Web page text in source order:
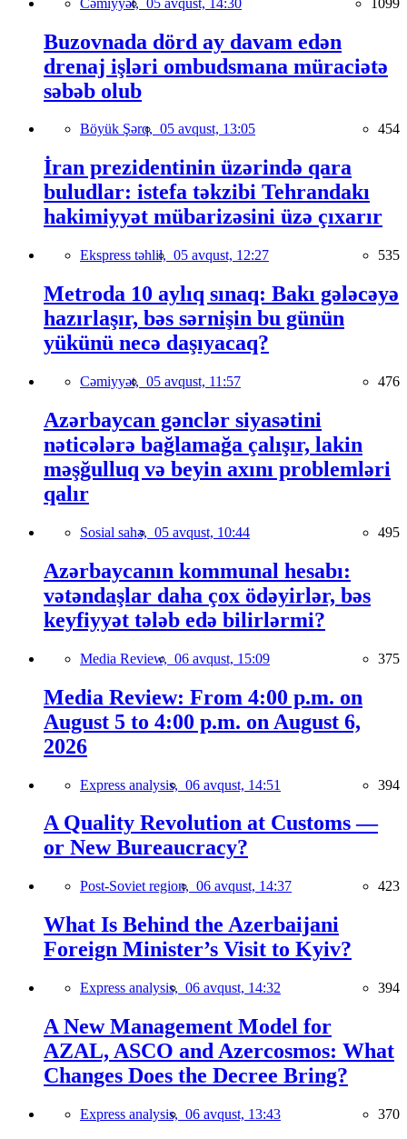
Buzovnada dörd ay davam edən
drenaj işləri ombudsmana müraciətə
səbəb olub
Böyük Şərq, 05 avqust, 13:05 454
İran prezidentinin üzərində qara
buludlar: istefa təkzibi Tehrandakı
hakimiyyət mübarizəsini üzə çıxarır
Ekspress təhlil, 05 avqust, 12:27 535
Metroda 10 aylıq sınaq: Bakı gələcəyə
hazırlaşır, bəs sərnişin bu günün
yükünü necə daşıyacaq?
Cəmiyyət, 05 avqust, 11:57 476
Azərbaycan gənclər siyasətini
nəticələrə bağlamağa çalışır, lakin
məşğulluq və beyin axını problemləri
qalır
Sosial sahə, 05 avqust, 10:44 495
Azərbaycanın kommunal hesabı:
vətəndaşlar daha çox ödəyirlər, bəs
keyfiyyət tələb edə bilirlərmi?
Media Review, 06 avqust, 15:09 375
Media Review: From 4:00 p.m. on
August 5 to 4:00 p.m. on August 6,
2026
Express analysis, 06 avqust, 14:51 394
A Quality Revolution at Customs —
or New Bureaucracy?
Post-Soviet region, 06 avqust, 14:37 423
What Is Behind the Azerbaijani
Foreign Minister’s Visit to Kyiv?
Express analysis, 06 avqust, 14:32 394
A New Management Model for
AZAL, ASCO and Azercosmos: What
Changes Does the Decree Bring?
Express analysis, 06 avqust, 13:43 370